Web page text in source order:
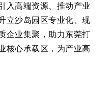
入高端资源、推动产业
立沙岛园区专业化、现
企业集聚，助力东莞打
核心承载区，为产业高